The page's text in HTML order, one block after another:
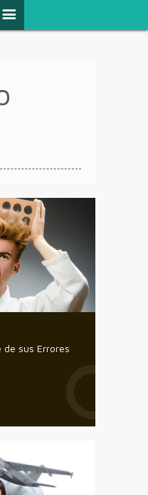
de sus Errores